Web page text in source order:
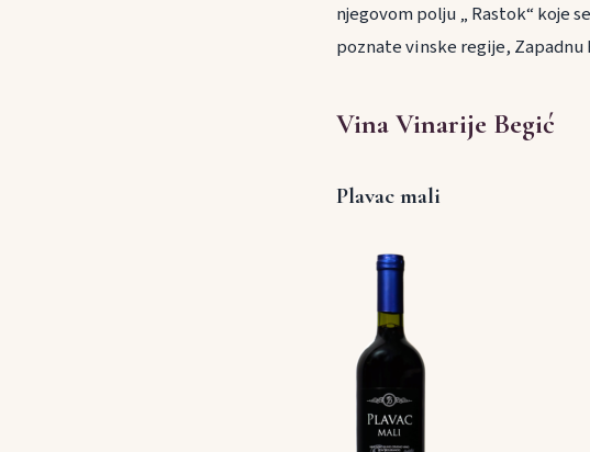
njegovom polju „ Rastok“ koje
poznate vinske regije,
Vina Vinarije Begić
Plavac mali